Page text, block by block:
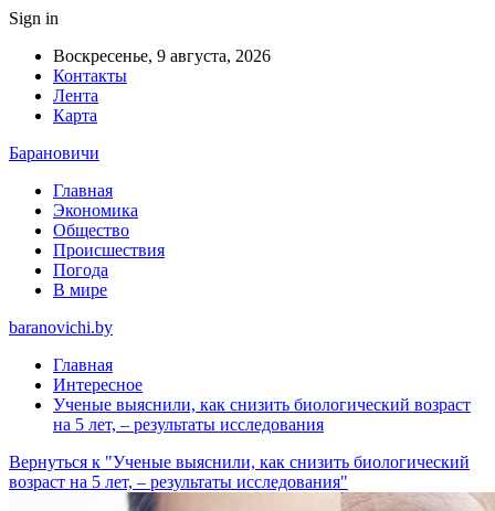
Sign in
Воскресенье, 9 августа, 2026
Контакты
Лента
Карта
Барановичи
Главная
Экономика
Общество
Происшествия
Погода
В мире
baranovichi.by
Главная
Интересное
Ученые выяснили, как снизить биологический возраст
на 5 лет, – результаты исследования
Вернуться к "Ученые выяснили, как снизить биологический
возраст на 5 лет, – результаты исследования"